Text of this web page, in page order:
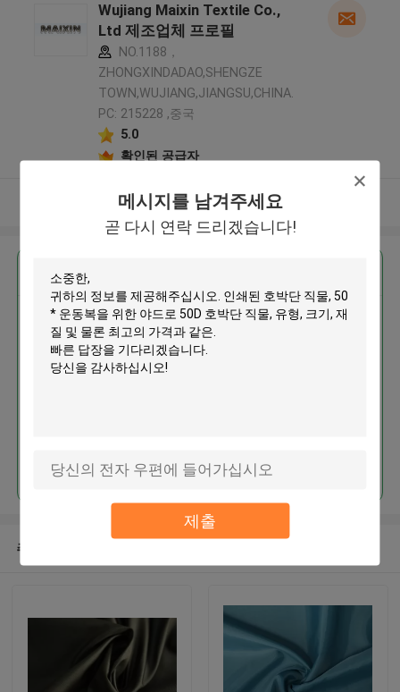
메시지를 남겨주세요
곧 다시 연락 드리겠습니다!
제출
Wujiang Maixin Textile Co.,
Ltd 제조업체 프로필
NO.1188，
ZHONGXINDADAO,SHENGZE
TOWN,WUJIANG,JIANGSU,CHINA.
PC: 215228 ,중국
5.0
확인된 공급자
더 많은 것을 전망하십시오
인쇄된 호박단 직물, 50 * 운동복
을 위한 야드로 50D 호박단 직물
계속하다
추천된 제품